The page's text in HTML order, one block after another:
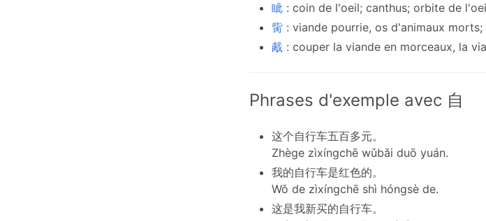
眦 : coin de l'oeil; canthus; orbite de
胔 : viande pourrie, os d'animaux morts;
胾 : couper la viande en morceaux, la
Phrases d'exemple avec 自
这个自行车五百多元。
Zhège zìxíngchē wǔbǎi duō yuán.
我的自行车是红色的。
Wǒ de zìxíngchē shì hóngsè de.
这是我新买的自行车。